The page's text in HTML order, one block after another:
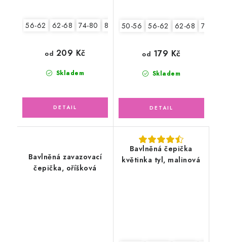
56-62 62-68 74-80 80-86
Skladem
od 209 Kč
50-56 56-62 62-68 74-80
Skladem
od 179 Kč
Bavlněná zavazovací
čepička, oříšková
Bavlněná čepička
květinka tyl, malinová